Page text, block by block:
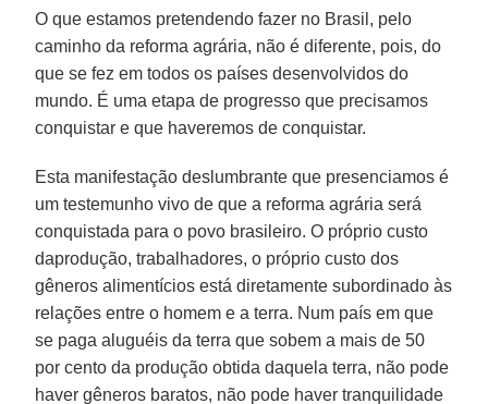
O que estamos pretendendo fazer no Brasil, pelo
caminho da reforma agrária, não é diferente, pois, do
que se fez em todos os países desenvolvidos do
mundo. É uma etapa de progresso que precisamos
conquistar e que haveremos de conquistar.
Esta manifestação deslumbrante que presenciamos é
um testemunho vivo de que a reforma agrária será
conquistada para o povo brasileiro. O próprio custo
daprodução, trabalhadores, o próprio custo dos
gêneros alimentícios está diretamente subordinado às
relações entre o homem e a terra. Num país em que
se paga aluguéis da terra que sobem a mais de 50
por cento da produção obtida daquela terra, não pode
haver gêneros baratos, não pode haver tranquilidade